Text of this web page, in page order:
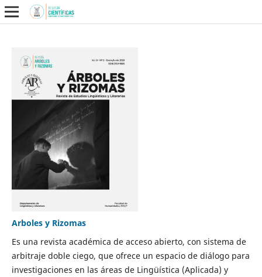
Arboles y Rizomas
Es una revista académica de acceso abierto, con sistema de
arbitraje doble ciego, que ofrece un espacio de diálogo para
investigaciones en las áreas de Lingüística (Aplicada) y